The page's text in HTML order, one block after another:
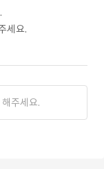
세요.
해주세요.